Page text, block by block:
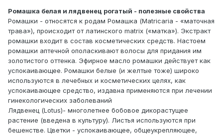
Ромашка белая и лядвенец рогатый - полезные свойства
Ромашки - относятся к родам Ромашка (Matricaria - «маточная
трава»), происходит от латинского matrix («матка»). Экстракт
ромашки входит в состав косметических средств. Настоем
ромашки аптечной ополаскивают волосы для придания им
золотистого оттенка. Эфирное масло ромашки действует как
успокаивающее. Ромашки белые (и желтые тоже) широко
используются в лечебных и косметических целях, как
успокаивающее средство, издавна применяются при лечении
гинекологических заболеваний
Лядвенец (Lotus)- многолетнее бобовое дикорастущее
растение (введена в культуру). Листья используются при
бешенстве. Цветки - успокаивающее, общеукрепляющее,